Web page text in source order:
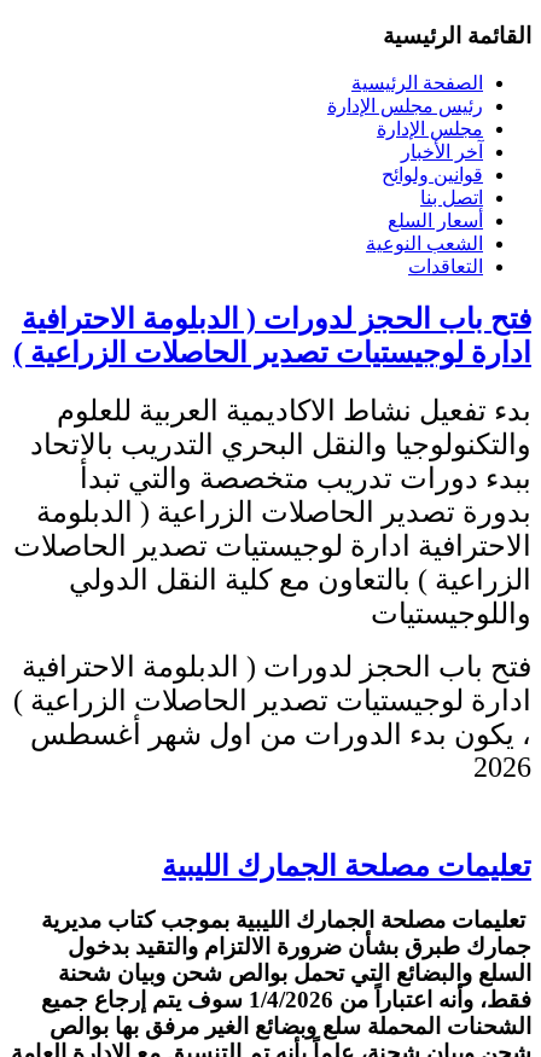
القائمة الرئيسية
الصفحة الرئيسية
رئيس مجلس الإدارة
مجلس الإدارة
آخر الأخبار
قوانين ولوائح
اتصل بنا
أسعار السلع
الشعب النوعية
التعاقدات
فتح باب الحجز لدورات ( الدبلومة الاحترافية
ادارة لوجيستيات تصدير الحاصلات الزراعية )
بدء تفعيل نشاط الاكاديمية العربية للعلوم
والتكنولوجيا والنقل البحري التدريب بالاتحاد
ببدء دورات تدريب متخصصة والتي تبدأ
بدورة تصدير الحاصلات الزراعية ( الدبلومة
الاحترافية ادارة لوجيستيات تصدير الحاصلات
الزراعية ) بالتعاون مع كلية النقل الدولي
واللوجيستيات
فتح باب الحجز لدورات ( الدبلومة الاحترافية
ادارة لوجيستيات تصدير الحاصلات الزراعية )
، يكون بدء الدورات من اول شهر أغسطس
2026
تعليمات مصلحة الجمارك الليبية
تعليمات مصلحة الجمارك الليبية بموجب كتاب مديرية
جمارك طبرق بشأن ضرورة الالتزام والتقيد بدخول
السلع والبضائع التي تحمل بوالص شحن وبيان شحنة
فقط، وأنه اعتباراً من 1/4/2026 سوف يتم إرجاع جميع
الشحنات المحملة سلع وبضائع الغير مرفق بها بوالص